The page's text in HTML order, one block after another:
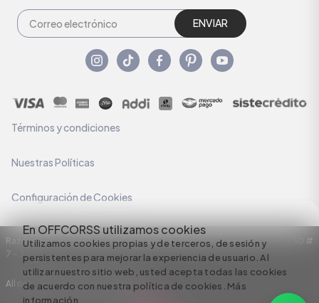
En OFFCORSS utilizamos cookies
Utilizamos cookies propias y de terceros, de sesión y
persistentes para mejorar la experiencia de usuario. Al
utilizar nuestro sitio web, usted acepta todas las cookies
de acuerdo con nuestra política de cookies. Más
información
ENVIAR
Términos y condiciones
Nuestras Políticas
Configuración de Cookies
Razón Social: C.I HERMECO S.A. NIT: 890924167-6 Dirección: Carrera 50 #
7 – 35
All rights reserved empowered by